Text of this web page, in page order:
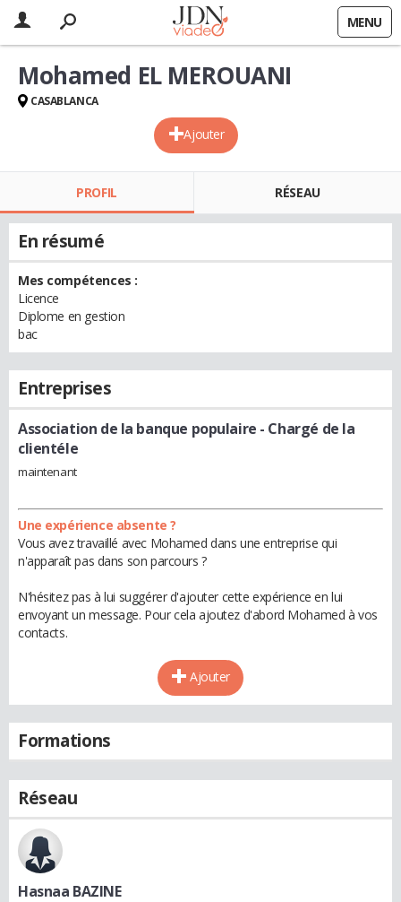
MENU
Ajouter
Mohamed EL MEROUANI
CASABLANCA
PROFIL RÉSEAU
En résumé
Mes compétences :
Licence
Diplome en gestion
bac
Entreprises
Association de la banque populaire - Chargé de la
clientéle
maintenant
Une expérience absente ?
Vous avez travaillé avec Mohamed dans une entreprise qui
n'apparaît pas dans son parcours ?
N'hésitez pas à lui suggérer d'ajouter cette expérience en lui
envoyant un message. Pour cela ajoutez d'abord Mohamed à vos
contacts.
Ajouter
Formations
Réseau
Hasnaa BAZINE